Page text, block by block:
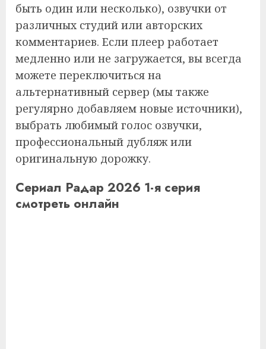
быть один или несколько), озвучки от
различных студий или авторских
комментариев. Если плеер работает
медленно или не загружается, вы всегда
можете переключиться на
альтернативный сервер (мы также
регулярно добавляем новые источники),
выбрать любимый голос озвучки,
профессиональный дубляж или
оригинальную дорожку.
Сериал Радар 2026 1-я серия
смотреть онлайн